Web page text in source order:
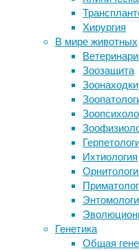
Хирургия
В мире животных
Зоозащита
Зоонаходки
Ихтиология
Генетика
Общая
15:39
13/12/2024
ветеринария,
гибридизация,
животные
Преднамеренное
скрещивание
различных
пород
собак
создания
новых
остается
стандартной
практикой
Большинство
стресса
Пчелиные
Депрессия и
связаны с
тромбоэмболии
Робот-хирург
мягких тканях
Следите за